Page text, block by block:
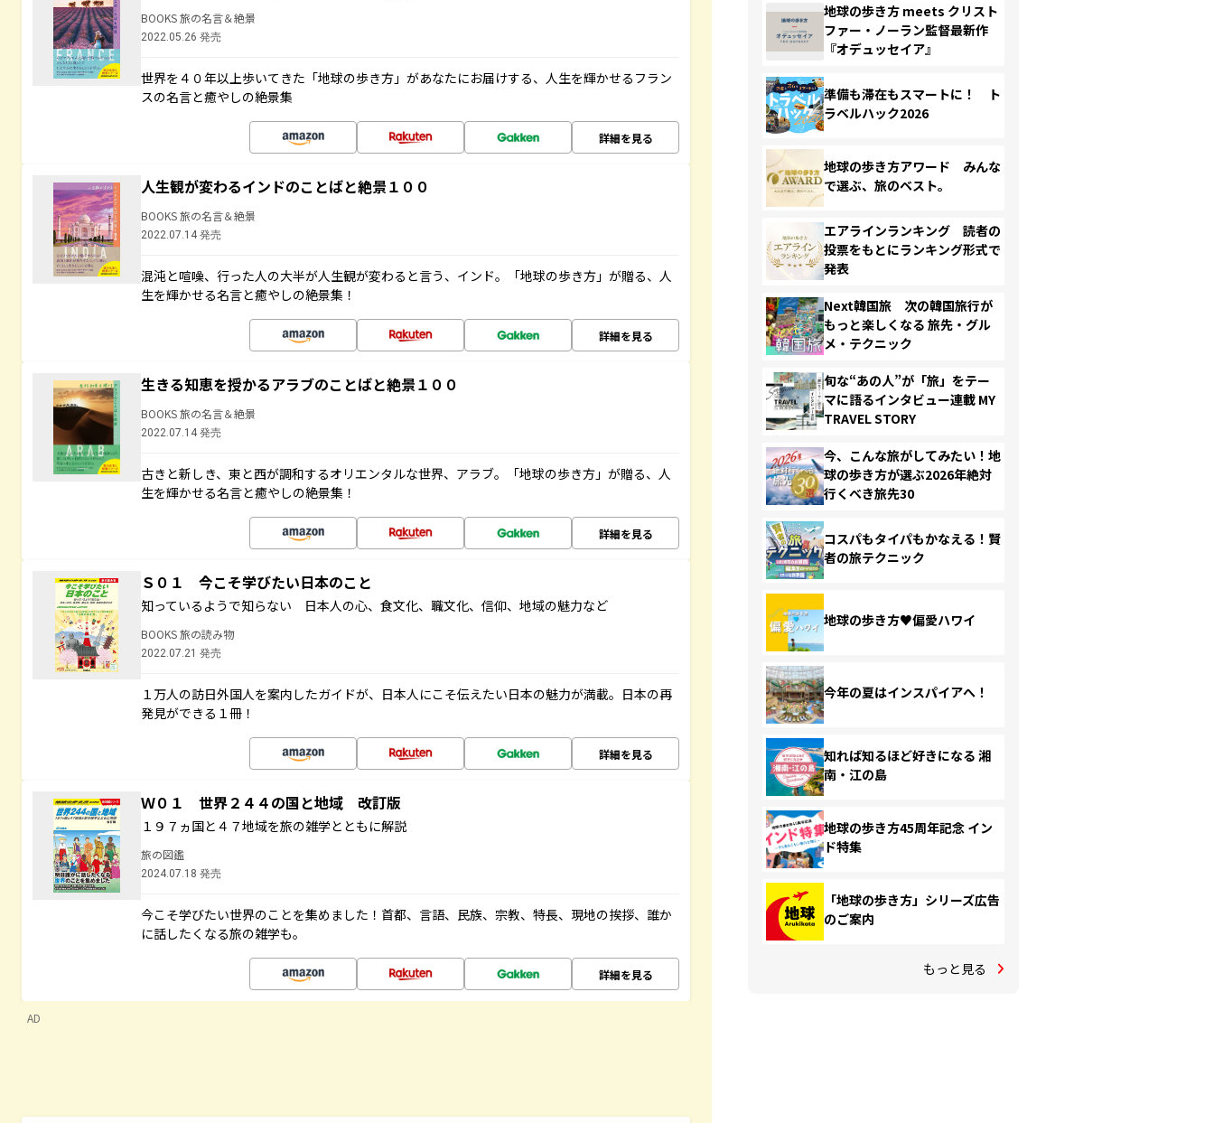
BOOKS 旅の名言＆絶景
2022.05.26 発売
世界を４０年以上歩いてきた「地球の歩き方」があなたにお届けする、人生を輝かせるフラン
スの名言と癒やしの絶景集
詳細を見る
人生観が変わるインドのことばと絶景１００
BOOKS 旅の名言＆絶景
2022.07.14 発売
混沌と喧噪、行った人の大半が人生観が変わると言う、インド。「地球の歩き方」が贈る、人
生を輝かせる名言と癒やしの絶景集！
詳細を見る
生きる知恵を授かるアラブのことばと絶景１００
BOOKS 旅の名言＆絶景
2022.07.14 発売
古きと新しき、東と西が調和するオリエンタルな世界、アラブ。「地球の歩き方」が贈る、人
生を輝かせる名言と癒やしの絶景集！
詳細を見る
Ｓ０１ 今こそ学びたい日本のこと
知っているようで知らない 日本人の心、食文化、職文化、信仰、地域の魅力など
BOOKS 旅の読み物
2022.07.21 発売
１万人の訪日外国人を案内したガイドが、日本人にこそ伝えたい日本の魅力が満載。日本の再
発見ができる１冊！
詳細を見る
Ｗ０１ 世界２４４の国と地域 改訂版
１９７ヵ国と４７地域を旅の雑学とともに解説
旅の図鑑
2024.07.18 発売
今こそ学びたい世界のことを集めました！首都、言語、民族、宗教、特長、現地の挨拶、誰か
に話したくなる旅の雑学も。
詳細を見る
AD
地球の歩き方 meets クリスト
ファー・ノーラン監督最新作
『オデュッセイア』
準備も滞在もスマートに！ ト
ラベルハック2026
地球の歩き方アワード みんな
で選ぶ、旅のベスト。
エアラインランキング 読者の
投票をもとにランキング形式で
発表
Next韓国旅 次の韓国旅行が
もっと楽しくなる 旅先・グル
メ・テクニック
旬な“あの人”が「旅」をテー
マに語るインタビュー連載 MY
TRAVEL STORY
今、こんな旅がしてみたい！地
球の歩き方が選ぶ2026年絶対
行くべき旅先30
コスパもタイパもかなえる！賢
者の旅テクニック
地球の歩き方♥偏愛ハワイ
今年の夏はインスパイアへ！
知れば知るほど好きになる 湘
南・江の島
地球の歩き方45周年記念 イン
ド特集
「地球の歩き方」シリーズ広告
のご案内
もっと見る